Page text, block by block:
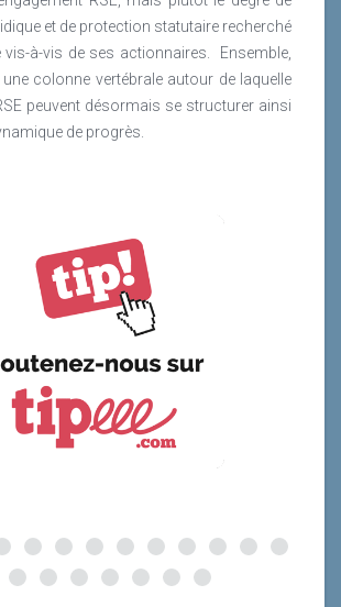
et de protection statutaire recherché
vis-à-vis de ses actionnaires.
Ensemble,
colonne vertébrale autour de laquelle
peuvent désormais se structurer ainsi
de progrès.